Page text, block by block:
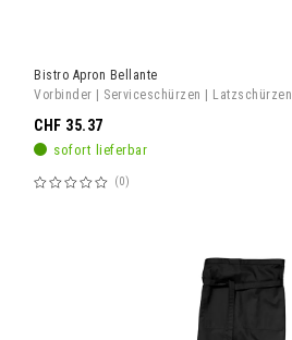
Bistro Apron Bellante
Vorbinder | Serviceschürzen | Latzschürzen
sofort lieferbar
Bewertung:
0
CHF 35.37